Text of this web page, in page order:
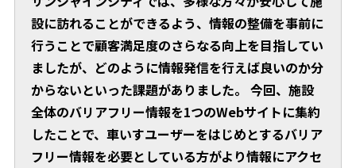
設に訪れることができるよう、情報の整備を事前に
行うことで顧客満足度のさらなる向上を目指してい
ましたが、どのように情報発信を行えば良いのか分
からないといった課題がありました。 今回、施設
全体のバリアフリー情報を1つのWebサイトに集約
したことで、車いすユーザーをはじめとするバリア
フリー情報を必要としている方がより情報にアクセ